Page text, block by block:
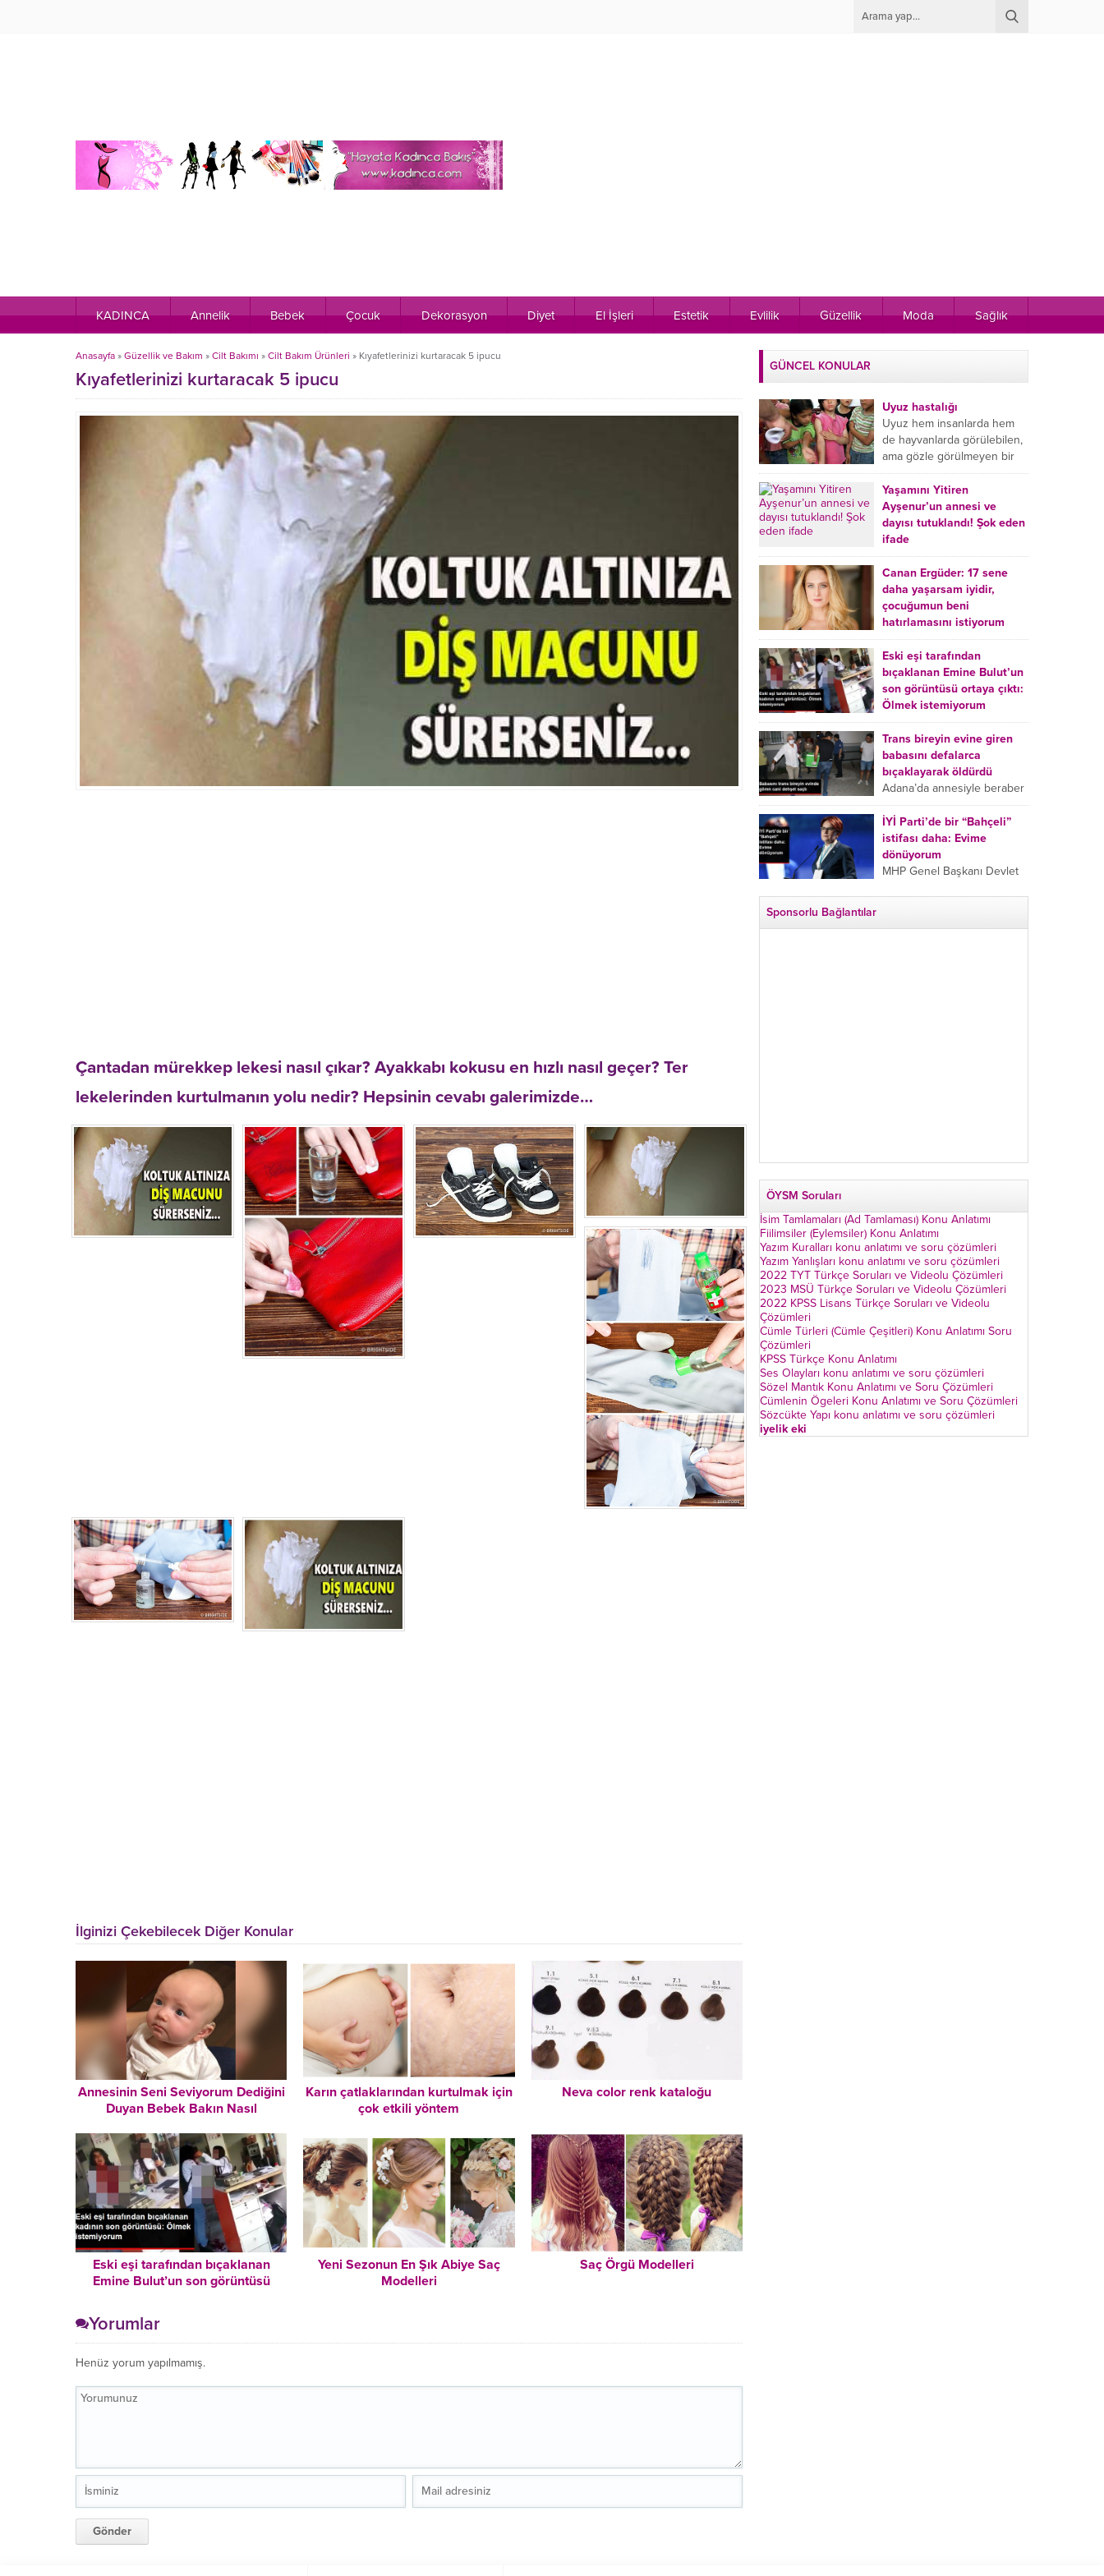
KADINCA Annelik Bebek Çocuk Dekorasyon Diyet El İşleri Estetik Evlilik Güzellik Moda Sağlık
Anasayfa » Güzellik ve Bakım » Cilt Bakımı » Cilt Bakım Ürünleri » Kıyafetlerinizi kurtaracak 5 ipucu
Kıyafetlerinizi kurtaracak 5 ipucu
Çantadan mürekkep lekesi nasıl çıkar? Ayakkabı kokusu en hızlı nasıl geçer? Ter
lekelerinden kurtulmanın yolu nedir? Hepsinin cevabı galerimizde…
İlginizi Çekebilecek Diğer Konular
Annesinin Seni Seviyorum Dediğini
Duyan Bebek Bakın Nasıl
Karın çatlaklarından kurtulmak için
çok etkili yöntem
Neva color renk kataloğu
Eski eşi tarafından bıçaklanan
Emine Bulut’un son görüntüsü
Yeni Sezonun En Şık Abiye Saç
Modelleri
Saç Örgü Modelleri
Yorumlar
Henüz yorum yapılmamış.
GÜNCEL KONULAR
Uyuz hastalığı
Uyuz hem insanlarda hem
de hayvanlarda görülebilen,
ama gözle görülmeyen bir
tür mikroplu böcek
hastalığıdır. Uyuz hastalığı
(Urticaria), deride veya...
Yaşamını Yitiren
Ayşenur’un annesi ve
dayısı tutuklandı! Şok eden
ifade
Burdur’da yatağında ölü
bulunan Ayşenur Kazık’ın (2)
annesi Kader Karadeniz (23)
ile dayısı Hızır Tunç
Çetinkaya (19) tutuklandı.
Çetinkaya, ifadesinde...
Canan Ergüder: 17 sene
daha yaşarsam iyidir,
çocuğumun beni
hatırlamasını istiyorum
Kanser tedavisi gören ünlü
oyuncu Canan Ergüder,
hastalık sürecini anlattı:
Meme kanserine yakalanan
ünlü oyuncu Canan Ergüder
aklıma ilk ölümün...
Eski eşi tarafından
bıçaklanan Emine Bulut’un
son görüntüsü ortaya çıktı:
Ölmek istemiyorum
Kırıkkale’de eski eşi
tarafından boğazından
bıçaklanan Emine Bulut’un
“Ben ölmek istemiyorum”
demesi ve yanında bulunan
10 yaşındaki kızının “Anne
lütfen...
Trans bireyin evine giren
babasını defalarca
bıçaklayarak öldürdü
Adana’da annesiyle beraber
takip ettiği babasının trans
bireyin evine girdiği gören
cani, babasını vücudunun
çeşitli yerlerinden
bıçaklayarak öldürdü.
İYİ Parti’de bir “Bahçeli”
istifası daha: Evime
dönüyorum
MHP Genel Başkanı Devlet
Sponsorlu Bağlantılar
ÖYSM Soruları
İsim Tamlamaları (Ad Tamlaması) Konu Anlatımı
Fiilimsiler (Eylemsiler) Konu Anlatımı
Yazım Kuralları konu anlatımı ve soru çözümleri
Yazım Yanlışları konu anlatımı ve soru çözümleri
2022 TYT Türkçe Soruları ve Videolu Çözümleri
2023 MSÜ Türkçe Soruları ve Videolu Çözümleri
2022 KPSS Lisans Türkçe Soruları ve Videolu
Çözümleri
Cümle Türleri (Cümle Çeşitleri) Konu Anlatımı Soru
Çözümleri
KPSS Türkçe Konu Anlatımı
Ses Olayları konu anlatımı ve soru çözümleri
Sözel Mantık Konu Anlatımı ve Soru Çözümleri
Cümlenin Ögeleri Konu Anlatımı ve Soru Çözümleri
Sözcükte Yapı konu anlatımı ve soru çözümleri
iyelik eki